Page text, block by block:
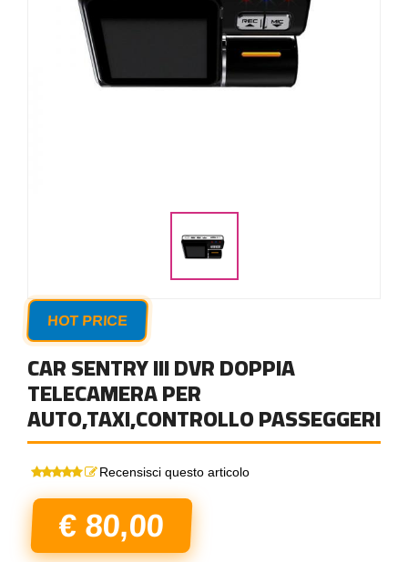
HOT PRICE
CAR SENTRY III DVR DOPPIA
TELECAMERA PER
AUTO,TAXI,CONTROLLO PASSEGGERI
Recensisci questo articolo
€ 80,00